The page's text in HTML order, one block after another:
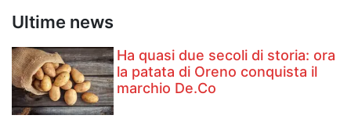
Ultime news
Ha quasi due secoli di storia: ora
la patata di Oreno conquista il
marchio De.Co